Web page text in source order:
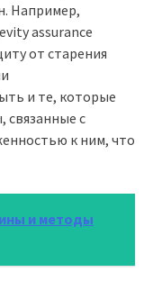
Например,
assurance
от старения
и те, которые
связанные с
к ним, что
и методы